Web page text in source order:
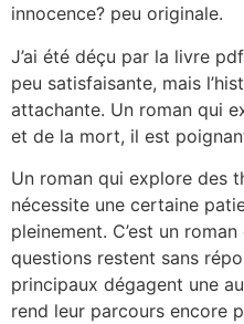
innocence? peu originale.
J’ai été déçu par la livre
peu satisfaisante, mais
attachante. Un roman qui
et de la mort, il est
Un roman qui explore des
nécessite une certaine
pleinement. C’est un
questions restent sans
principaux dégagent une
rend leur parcours encore